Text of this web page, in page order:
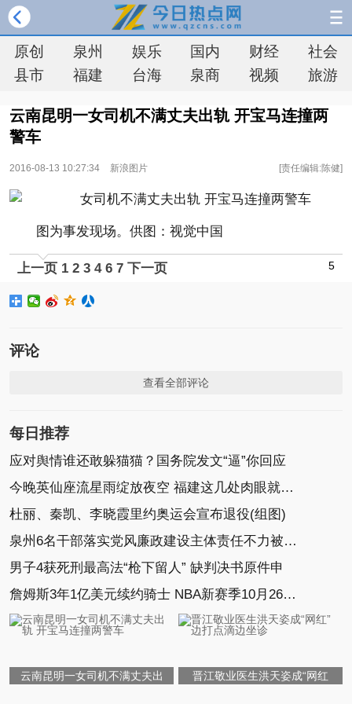
原创 泉州 娱乐 国内 财经
社会
县市
福建 台海 泉商 视频 旅游
云南昆明一女司机不满丈夫出轨 开宝马连撞两
警车
2016-08-13 10:27:34 新浪图片 [责任编辑:陈健]
图为事发现场。供图：视觉中国
上一页 1 2 3 4 5
6 7 下一页
评论
查看全部评论
每日推荐
应对舆情谁还敢躲猫猫？国务院发文“逼”你回应
今晚英仙座流星雨绽放夜空 福建这几处肉眼就可观
杜丽、秦凯、李晓霞里约奥运会宣布退役(组图)
泉州6名干部落实党风廉政建设主体责任不力被追责
男子4获死刑最高法“枪下留人” 缺判决书原件申
詹姆斯3年1亿美元续约骑士 NBA新赛季10月26日打响
云南昆明一女司机不满丈夫出 晋江敬业医生洪天姿成“网红